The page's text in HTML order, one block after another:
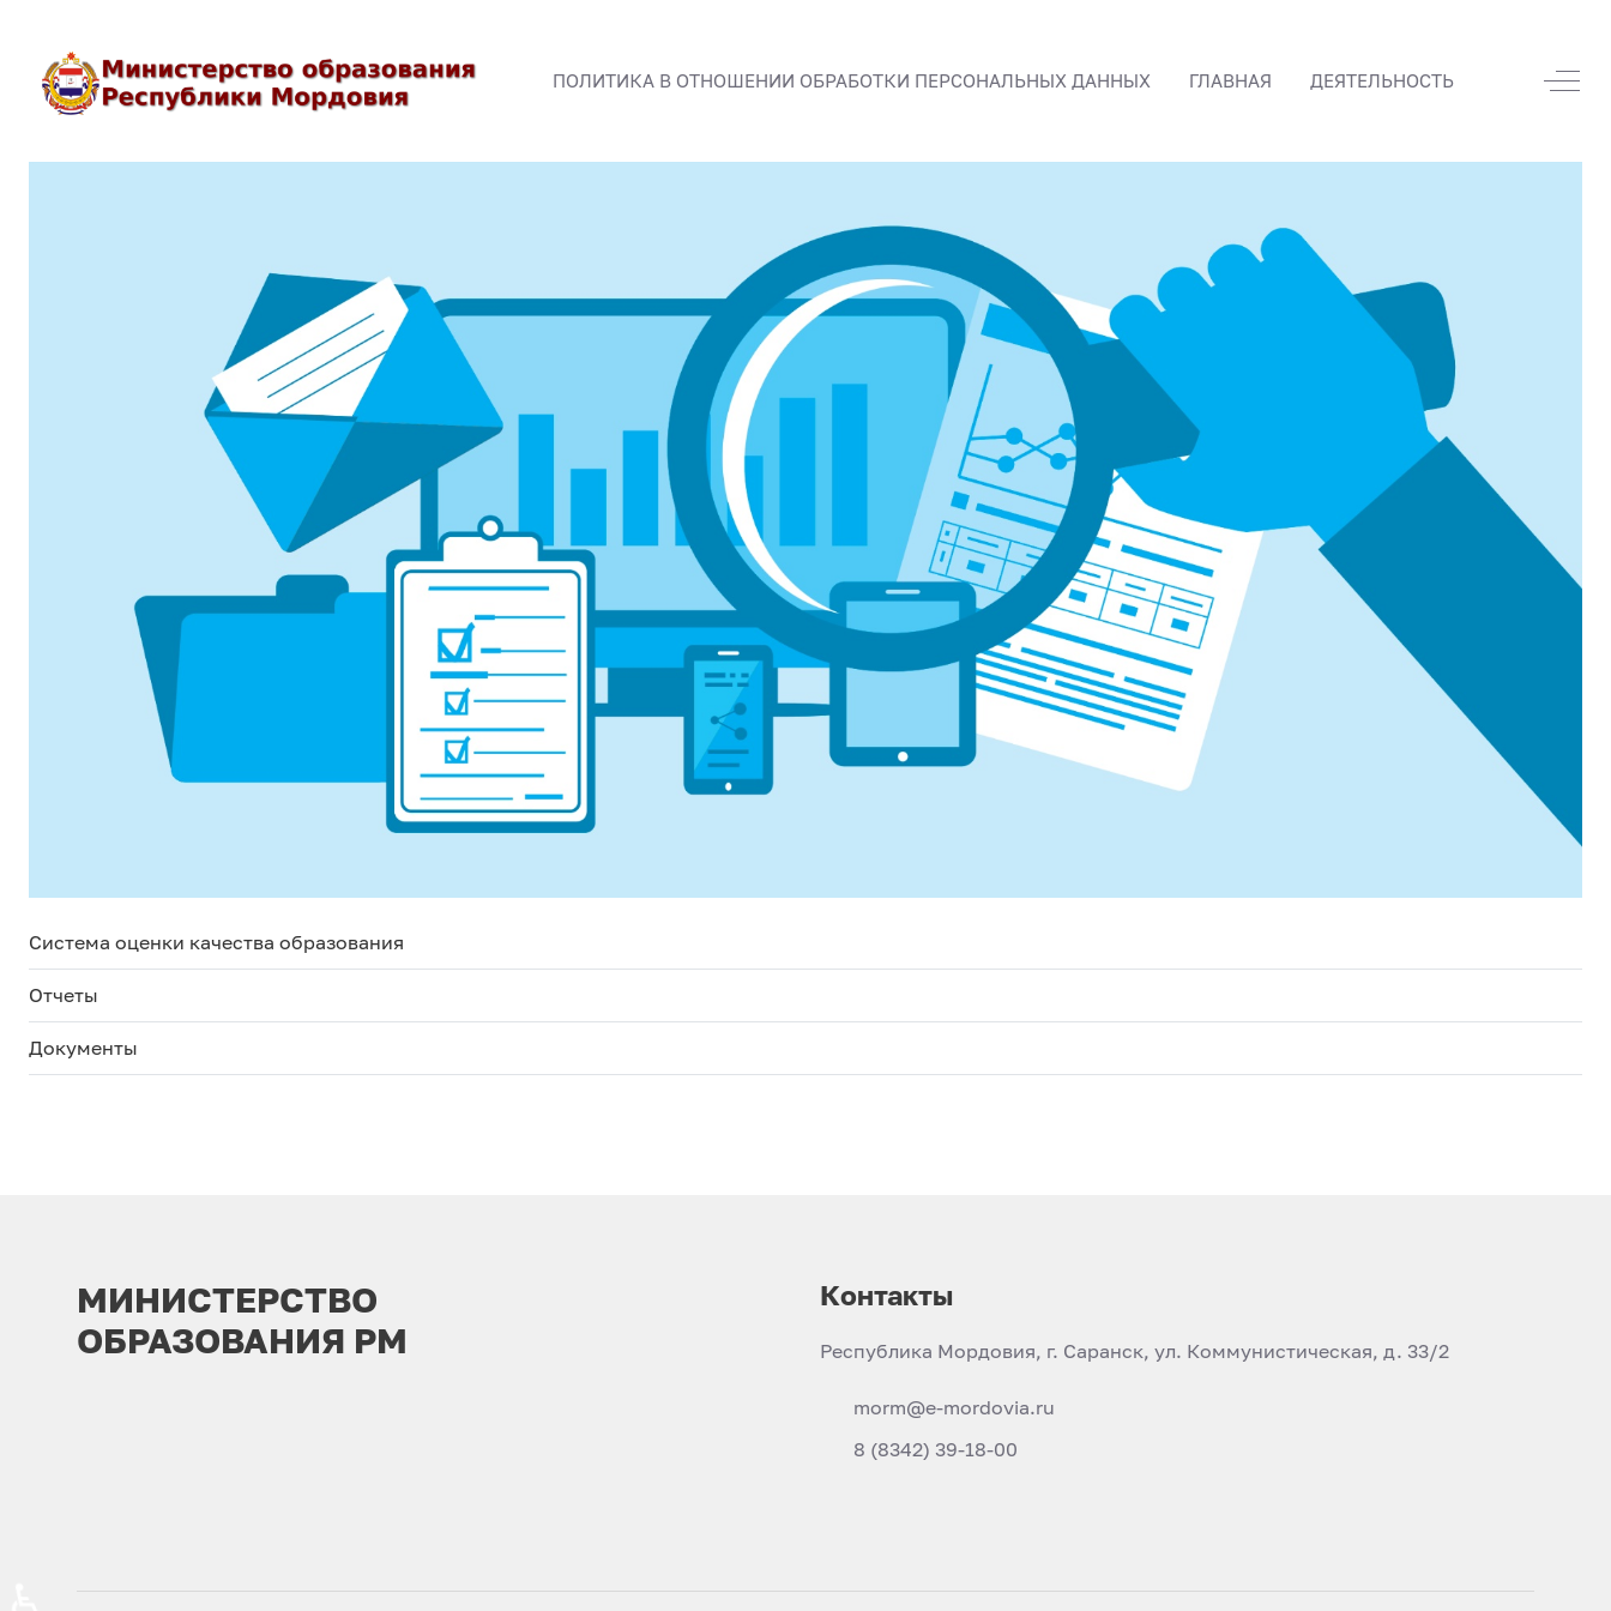
ПОЛИТИКА В ОТНОШЕНИИ ОБРАБОТКИ ПЕРСОНАЛЬНЫХ ДАННЫХ ГЛАВНАЯ ДЕЯТЕЛЬНОСТЬ Off-
Система оценки качества образования
Отчеты
Документы
МИНИСТЕРСТВО
ОБРАЗОВАНИЯ РМ
Контакты
Республика Мордовия, г. Саранск, ул. Коммунистическая, д. 33/2
morm@e-mordovia.ru
8 (8342) 39-18-00